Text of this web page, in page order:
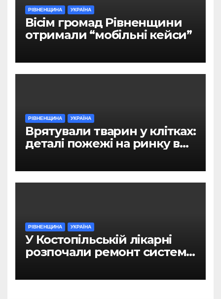
РІВНЕНЩИНА УКРАЇНА
Вісім громад Рівненщини
отримали “мобільні кейси”
РІВНЕНЩИНА УКРАЇНА
Врятували тварин у клітках:
деталі пожежі на ринку в
РІВНЕНЩИНА УКРАЇНА
У Костопільській лікарні
розпочали ремонт системи